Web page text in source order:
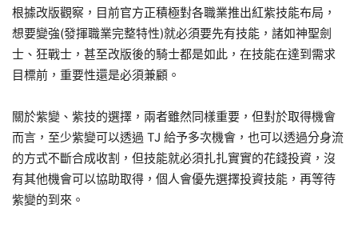
根據改版觀察，目前官方正積極對各職業推出紅紫技能布局，
想要變強(發揮職業完整特性)就必須要先有技能，諸如神聖劍
士、狂戰士，甚至改版後的騎士都是如此，在技能在達到需求
目標前，重要性還是必須兼顧。
關於紫變、紫技的選擇，兩者雖然同樣重要，但對於取得機會
而言，至少紫變可以透過 TJ 給予多次機會，也可以透過分身流
的方式不斷合成收割，但技能就必須扎扎實實的花錢投資，沒
有其他機會可以協助取得，個人會優先選擇投資技能，再等待
紫變的到來。